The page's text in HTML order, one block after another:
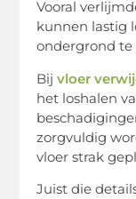
Vooral
kunnen lastig
ondergrond te
Bijvloer
het loshalen
zorgvuldig
vloer strak
Juist die